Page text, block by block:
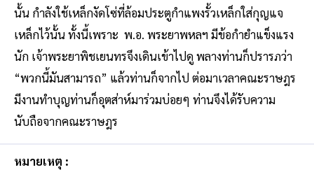
นั้น กำลังใช้เหล็กงัดโซ่ที่ล้อมประตูกำแพงรั้วเหล็กใส่กุญแจ
เหล็กไว้นั้น ทั้งนี้เพราะ พ.อ. พระยาพหลฯ มีข้อกำยำแข็งแรง
นัก เจ้าพระยาพิชเยนทรจึงเดินเข้าไปดู พลางท่านก็ปรารภว่า
“พวกนี้มันสามารถ” แล้วท่านก็จากไป ต่อมาเวลาคณะราษฎร
มีงานทำบุญท่านก็อุตส่าห์มาร่วมบ่อยๆ ท่านจึงได้รับความ
นับถือจากคณะราษฎร
หมายเหตุ :